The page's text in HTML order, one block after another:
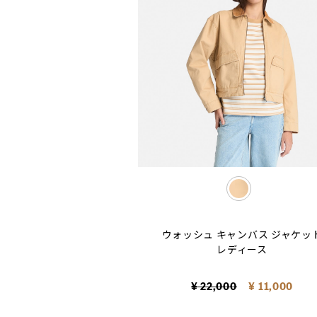
selected
ウォッシュ キャンバス ジャケッ
レディース
Price reduced from
¥ 22,000to ¥ 11,000